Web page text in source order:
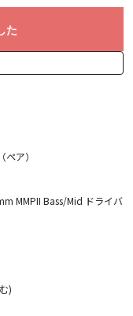
た
ア）
MMPII Bass/Mid ドライバ
)